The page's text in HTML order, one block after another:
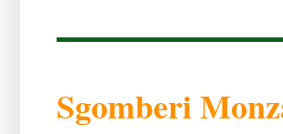
Sgomberi